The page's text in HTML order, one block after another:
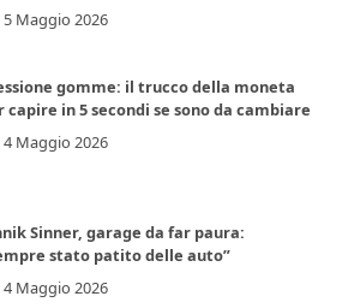
5 Maggio 2026
gomme: il trucco della moneta
capire in 5 secondi se sono da cambiare
4 Maggio 2026
Sinner, garage da far paura:
stato patito delle auto”
4 Maggio 2026